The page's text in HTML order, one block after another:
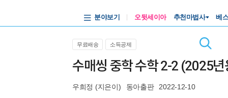
분야보기 오뒷세이아 추천마법사 베
무료배송 소득공제
수매씽 중학 수학 2-2 (2025년
우희정 (지은이) 동아출판 2022-12-10